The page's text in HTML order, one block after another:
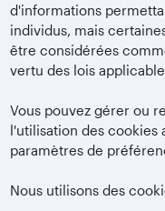
d'informations
individus, mais
être considérées
vertu des lois
Vous pouvez gérer ou
l'utilisation des cookies
paramètres de
Nous utilisons des